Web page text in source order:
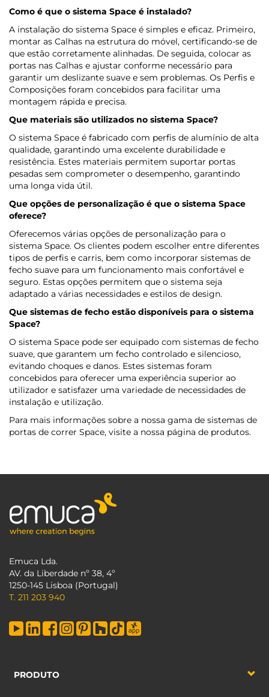
Como é que o sistema Space é instalado?
A instalação do sistema Space é simples e eficaz. Primeiro,
montar as Calhas na estrutura do móvel, certificando-se de
que estão corretamente alinhadas. De seguida, colocar as
portas nas Calhas e ajustar conforme necessário para
garantir um deslizante suave e sem problemas. Os Perfis e
Composições foram concebidos para facilitar uma
montagem rápida e precisa.
Que materiais são utilizados no sistema Space?
O sistema Space é fabricado com perfis de alumínio de alta
qualidade, garantindo uma excelente durabilidade e
resistência. Estes materiais permitem suportar portas
pesadas sem comprometer o desempenho, garantindo
uma longa vida útil.
Que opções de personalização é que o sistema Space
oferece?
Oferecemos várias opções de personalização para o
sistema Space. Os clientes podem escolher entre diferentes
tipos de perfis e carris, bem como incorporar sistemas de
fecho suave para um funcionamento mais confortável e
seguro. Estas opções permitem que o sistema seja
adaptado a várias necessidades e estilos de design.
Que sistemas de fecho estão disponíveis para o sistema
Space?
O sistema Space pode ser equipado com sistemas de fecho
suave, que garantem um fecho controlado e silencioso,
evitando choques e danos. Estes sistemas foram
concebidos para oferecer uma experiência superior ao
utilizador e satisfazer uma variedade de necessidades de
instalação e utilização.
Para mais informações sobre a nossa gama de sistemas de
portas de correr Space, visite a nossa página de produtos.
Emuca Lda.
AV. da Liberdade nº 38, 4º
1250-145 Lisboa (Portugal)
T. 211 203 940
PRODUTO